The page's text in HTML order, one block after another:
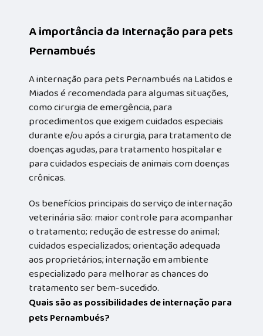
A importância da Internação para pets
Pernambués
A internação para pets Pernambués na Latidos e
Miados é recomendada para algumas situações,
como cirurgia de emergência, para
procedimentos que exigem cuidados especiais
durante e/ou após a cirurgia, para tratamento de
doenças agudas, para tratamento hospitalar e
para cuidados especiais de animais com doenças
crônicas.
Os benefícios principais do serviço de internação
veterinária são: maior controle para acompanhar
o tratamento; redução de estresse do animal;
cuidados especializados; orientação adequada
aos proprietários; internação em ambiente
especializado para melhorar as chances do
tratamento ser bem-sucedido.
Quais são as possibilidades de internação para
pets Pernambués?